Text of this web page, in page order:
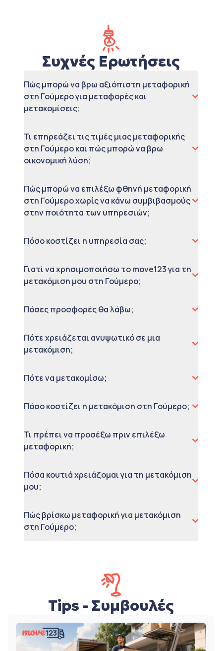
Συχνές Ερωτήσεις
Πώς μπορώ να βρω αξιόπιστη μεταφορική
στη Γούμερο για μεταφορές και
μετακομίσεις;
Τι επηρεάζει τις τιμές μιας μεταφορικής
στη Γούμερο και πώς μπορώ να βρω
οικονομική λύση;
Πώς μπορώ να επιλέξω φθηνή μεταφορική
στη Γούμερο χωρίς να κάνω συμβιβασμούς
στην ποιότητα των υπηρεσιών;
Πόσο κοστίζει η υπηρεσία σας;
Γιατί να χρησιμοποιήσω το move123 για τη
μετακόμιση μου στη Γούμερο;
Πόσες προσφορές θα λάβω;
Πότε χρειάζεται ανυψωτικό σε μια
μετακόμιση;
Πότε να μετακομίσω;
Πόσο κοστίζει η μετακόμιση στη Γούμερο;
Τι πρέπει να προσέξω πριν επιλέξω
μεταφορική;
Πόσα κουτιά χρειάζομαι για τη μετακόμιση
μου;
Πώς βρίσκω μεταφορική για μετακόμιση
στη Γούμερο;
Tips - Συμβουλές